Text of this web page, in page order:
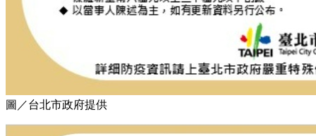
圖／台北市政府提供